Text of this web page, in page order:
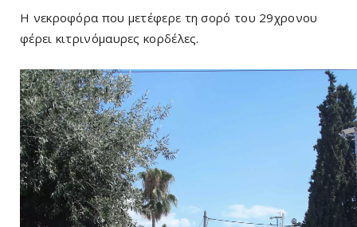
Η νεκροφόρα που μετέφερε τη σορό του 29χρονου
φέρει κιτρινόμαυρες κορδέλες.